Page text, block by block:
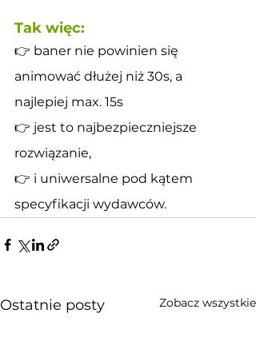
Tak więc:
👉 baner nie powinien się
animować dłużej niż 30s, a
najlepiej max. 15s
👉 jest to najbezpieczniejsze
rozwiązanie,
👉 i uniwersalne pod kątem
specyfikacji wydawców.
Ostatnie posty Zobacz wszystkie